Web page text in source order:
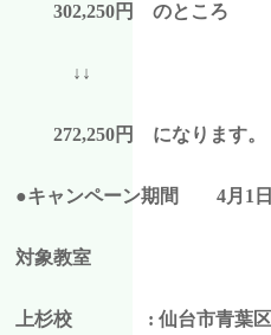
302,250円 のところ
↓↓
272,250円 になります。
●キャンペーン期間 4月1日
対象教室
上杉校 : 仙台市青葉区